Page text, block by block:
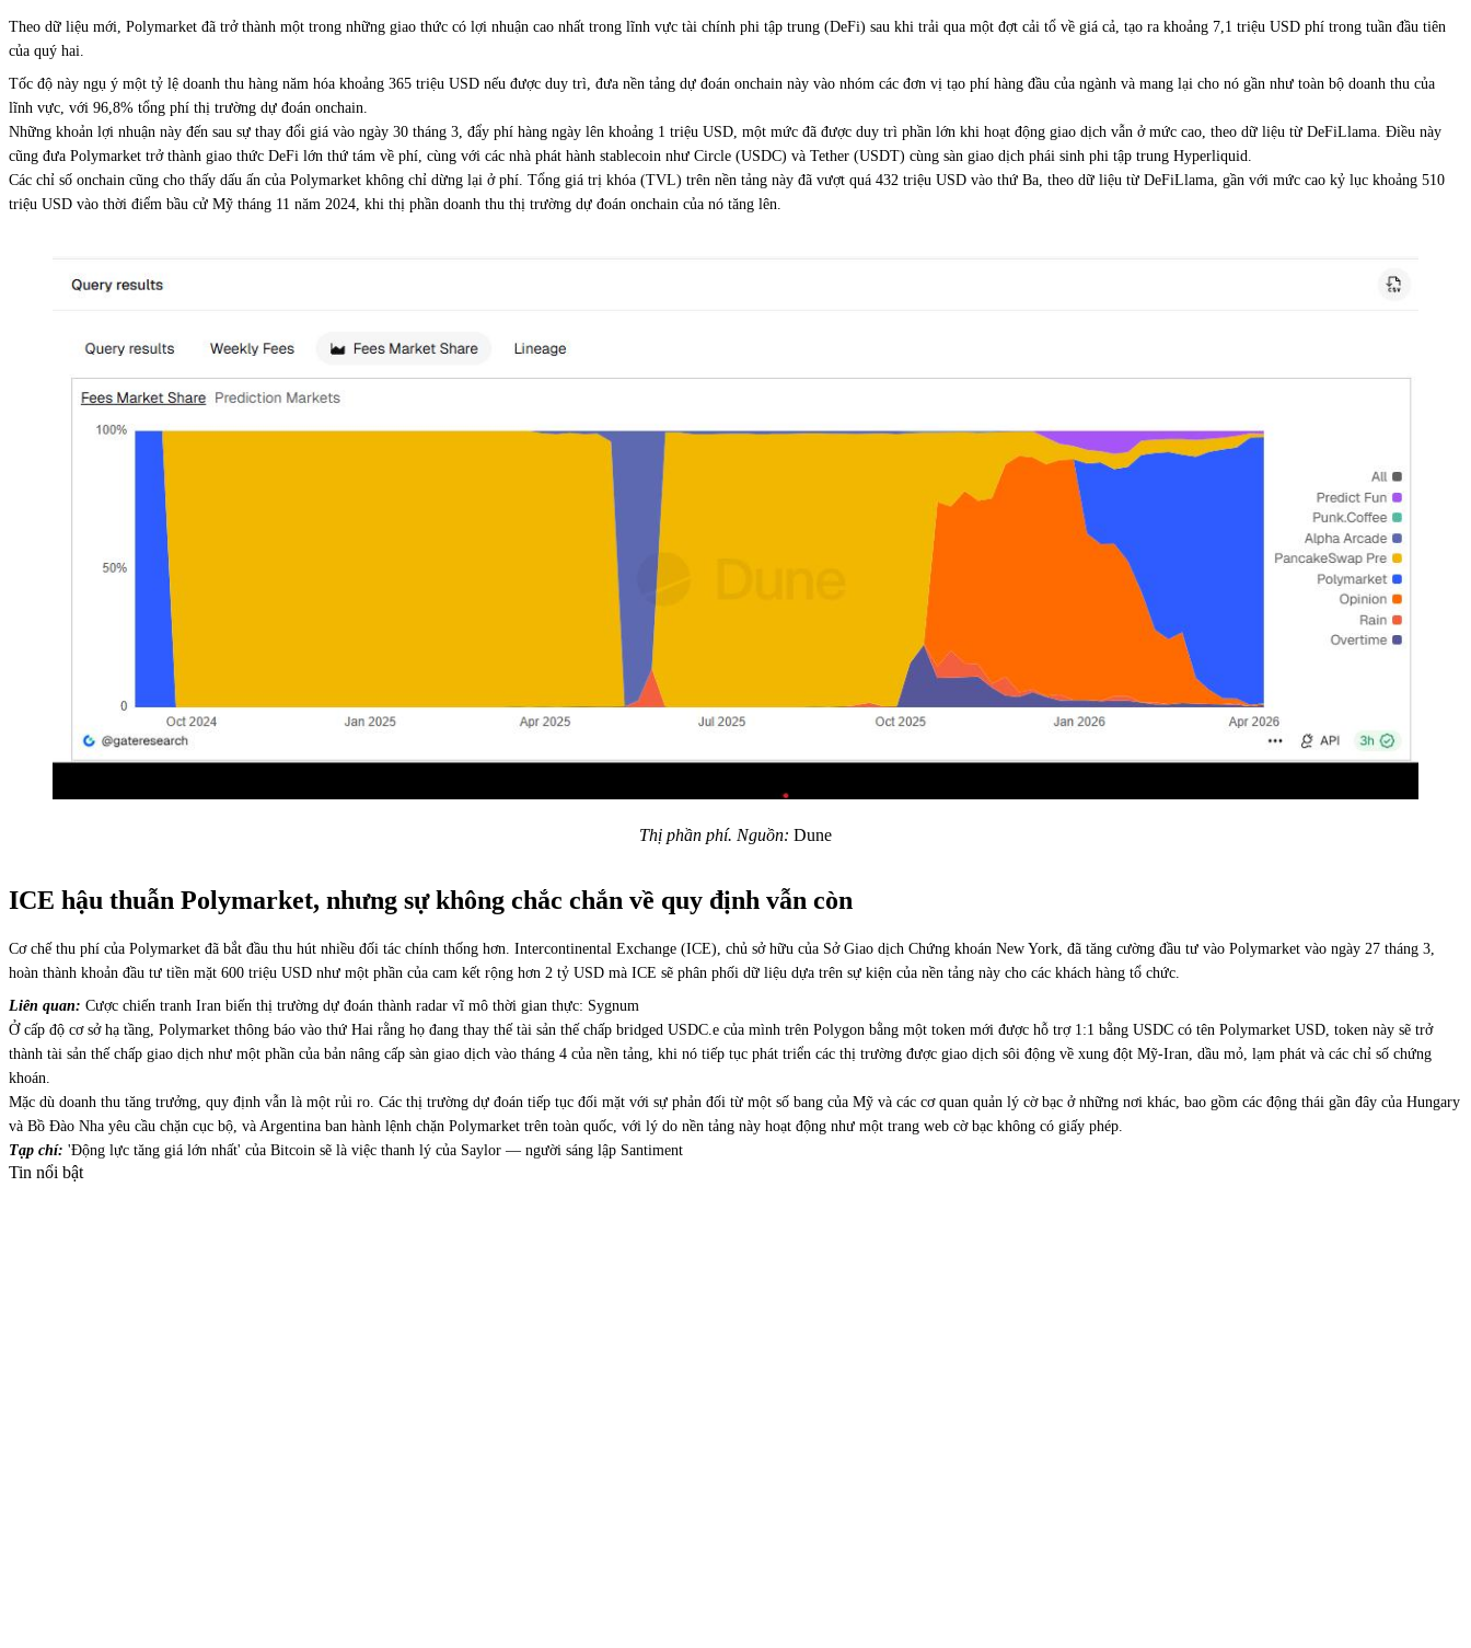
Theo dữ liệu mới, Polymarket đã trở thành một trong những giao thức có lợi nhuận cao nhất trong lĩnh vực tài chính phi tập trung (DeFi) sau khi trải qua một đợt cải tổ về giá cả, tạo ra khoảng 7,1 triệu USD phí trong tuần đầu tiên
của quý hai.
Tốc độ này ngụ ý một tỷ lệ doanh thu hàng năm hóa khoảng 365 triệu USD nếu được duy trì, đưa nền tảng dự đoán onchain này vào nhóm các đơn vị tạo phí hàng đầu của ngành và mang lại cho nó gần như toàn bộ doanh thu của
lĩnh vực, với 96,8% tổng phí thị trường dự đoán onchain.
Những khoản lợi nhuận này đến sau sự thay đổi giá vào ngày 30 tháng 3, đẩy phí hàng ngày lên khoảng 1 triệu USD, một mức đã được duy trì phần lớn khi hoạt động giao dịch vẫn ở mức cao, theo dữ liệu từ DeFiLlama. Điều này
cũng đưa Polymarket trở thành giao thức DeFi lớn thứ tám về phí, cùng với các nhà phát hành stablecoin như Circle (USDC) và Tether (USDT) cùng sàn giao dịch phái sinh phi tập trung Hyperliquid.
Các chỉ số onchain cũng cho thấy dấu ấn của Polymarket không chỉ dừng lại ở phí. Tổng giá trị khóa (TVL) trên nền tảng này đã vượt quá 432 triệu USD vào thứ Ba, theo dữ liệu từ DeFiLlama, gần với mức cao kỷ lục khoảng 510
triệu USD vào thời điểm bầu cử Mỹ tháng 11 năm 2024, khi thị phần doanh thu thị trường dự đoán onchain của nó tăng lên.
Thị phần phí. Nguồn: Dune
ICE hậu thuẫn Polymarket, nhưng sự không chắc chắn về quy định vẫn còn
Cơ chế thu phí của Polymarket đã bắt đầu thu hút nhiều đối tác chính thống hơn. Intercontinental Exchange (ICE), chủ sở hữu của Sở Giao dịch Chứng khoán New York, đã tăng cường đầu tư vào Polymarket vào ngày 27 tháng 3,
hoàn thành khoản đầu tư tiền mặt 600 triệu USD như một phần của cam kết rộng hơn 2 tỷ USD mà ICE sẽ phân phối dữ liệu dựa trên sự kiện của nền tảng này cho các khách hàng tổ chức.
Liên quan: Cược chiến tranh Iran biến thị trường dự đoán thành radar vĩ mô thời gian thực: Sygnum
Ở cấp độ cơ sở hạ tầng, Polymarket thông báo vào thứ Hai rằng họ đang thay thế tài sản thế chấp bridged USDC.e của mình trên Polygon bằng một token mới được hỗ trợ 1:1 bằng USDC có tên Polymarket USD, token này sẽ trở
thành tài sản thế chấp giao dịch như một phần của bản nâng cấp sàn giao dịch vào tháng 4 của nền tảng, khi nó tiếp tục phát triển các thị trường được giao dịch sôi động về xung đột Mỹ-Iran, dầu mỏ, lạm phát và các chỉ số chứng
khoán.
Mặc dù doanh thu tăng trưởng, quy định vẫn là một rủi ro. Các thị trường dự đoán tiếp tục đối mặt với sự phản đối từ một số bang của Mỹ và các cơ quan quản lý cờ bạc ở những nơi khác, bao gồm các động thái gần đây của Hungary
và Bồ Đào Nha yêu cầu chặn cục bộ, và Argentina ban hành lệnh chặn Polymarket trên toàn quốc, với lý do nền tảng này hoạt động như một trang web cờ bạc không có giấy phép.
Tạp chí: 'Động lực tăng giá lớn nhất' của Bitcoin sẽ là việc thanh lý của Saylor — người sáng lập Santiment
Tin nổi bật